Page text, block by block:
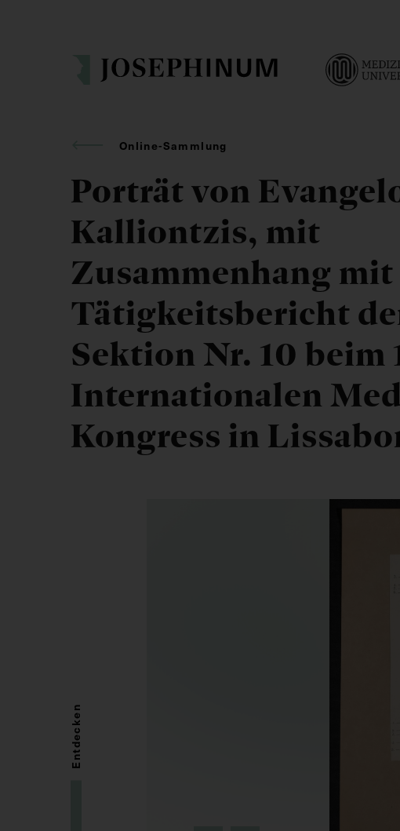
Online-Sammlung
Porträt von
Kalliontzis, mit
Zusammenhang mit
Tätigkeitsbericht
Sektion Nr. 10 beim
Internationalen
Kongress in
Entdecken